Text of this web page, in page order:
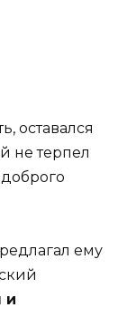
оставался
не терпел
ему
и